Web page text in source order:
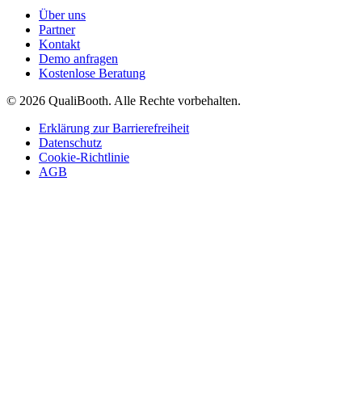
Über uns
Partner
Kontakt
Demo anfragen
Kostenlose Beratung
© 2026 QualiBooth. Alle Rechte vorbehalten.
Erklärung zur Barrierefreiheit
Datenschutz
Cookie-Richtlinie
AGB